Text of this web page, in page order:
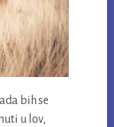
bih se
u lov,